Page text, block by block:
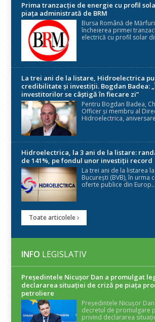
Prima tranzacție de energie cu profil
piața administrată de BRM
Bursa Română de
încheierea primei
electrică cu profil solar
La trei ani de la listare, Hidroelectrica
credibilitate și investiții. Bogdan Badea:
investitorilor se câștigă în fiecare zi”
Pentru Bogdan Badea,
Officer și membru al
Hidroelectrica,
Hidroelectrica, la 3 ani de la listare:
de 141%, pe fondul unor investiții record
La trei ani de la listarea
București (BVB), în urma
oferte publice din Europ...
Toate articolele
INFO LEGISLATIV
Președintele Nicuşor Dan a promulgat
declararea situaţiei de criză pe piaţa
petroliere
Președintele Nicușor
decretul de promulgare
privind declararea